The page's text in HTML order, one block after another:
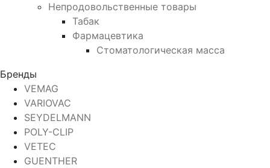
Непродовольственные товары
Табак
Фармацевтика
Стоматологическая масса
Бренды
VEMAG
VARIOVAC
SEYDELMANN
POLY-CLIP
VETEC
GUENTHER